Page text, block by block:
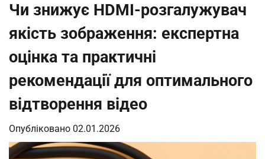
Чи знижує HDMI-розгалужувач
якість зображення: експертна
оцінка та практичні
рекомендації для оптимального
відтворення відео
Опубліковано 02.01.2026